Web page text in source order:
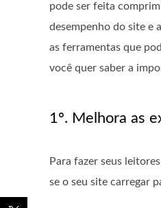
pode ser feita
desempenho do site e
as ferramentas que
você quer saber a
1º. Melhora as
Para fazer seus
se o seu site carregar